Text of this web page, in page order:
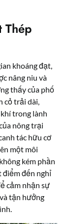
Thép
khoáng đạt,
nâng niu và
thấy của phố
cỏ trải dài,
trong lành
nông trại
tác hữu cơ
một môi
kém phần
điểm đến nghỉ
cảm nhận sự
tận hưởng